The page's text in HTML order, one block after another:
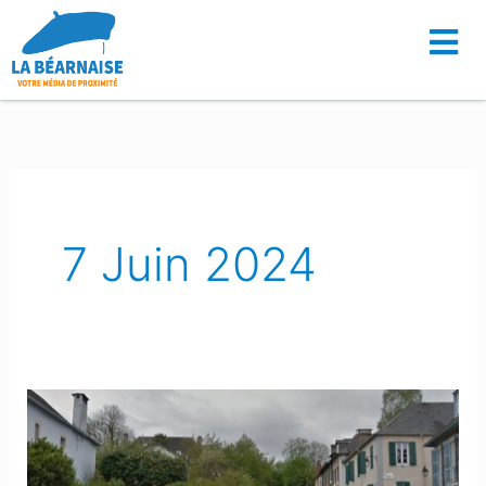
contenu
7 Juin 2024
Monein
:
Le